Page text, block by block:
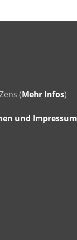
(Mehr Infos)
und Impressum